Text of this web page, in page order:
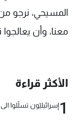
المسيحي، نرجو
معنا، وأن
الأكثر قراءة
1إسرائيليّون تسلّلوا